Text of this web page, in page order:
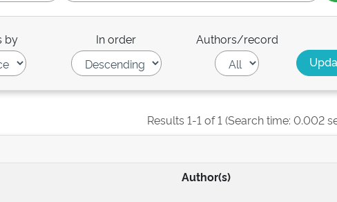
by In order Authors/record
Results 1-1 of 1 (Search time: 0.002
Author(s)